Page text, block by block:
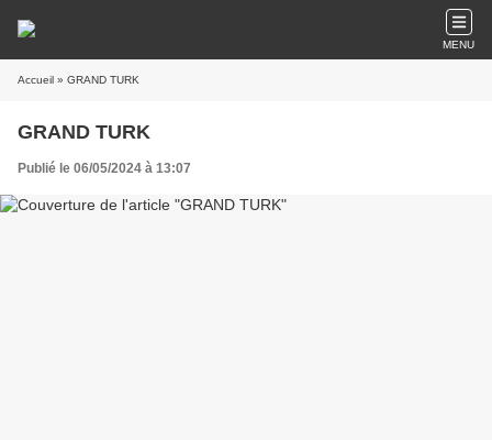
MENU
Accueil » GRAND TURK
GRAND TURK
Publié le 06/05/2024 à 13:07